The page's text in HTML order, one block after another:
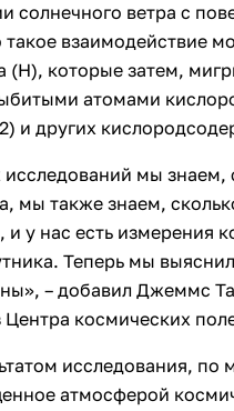
солнечного ветра с
взаимодействие
(H), которые затем,
атомами
и других
мы знаем,
мы также знаем,
у нас есть измерения
Теперь мы
– добавил Джеммс
Центра космических
исследования, по
атмосферой